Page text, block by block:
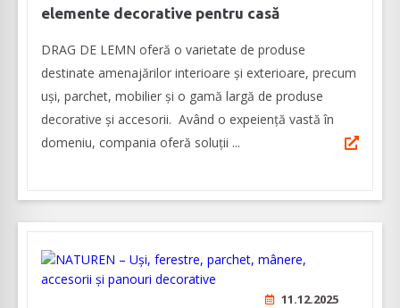
elemente decorative pentru casă
DRAG DE LEMN oferă o varietate de produse
destinate amenajărilor interioare şi exterioare, precum
uşi, parchet, mobilier şi o gamă largă de produse
decorative şi accesorii. Având o expeienţă vastă în
domeniu, compania oferă soluţii ...
11.12.2025